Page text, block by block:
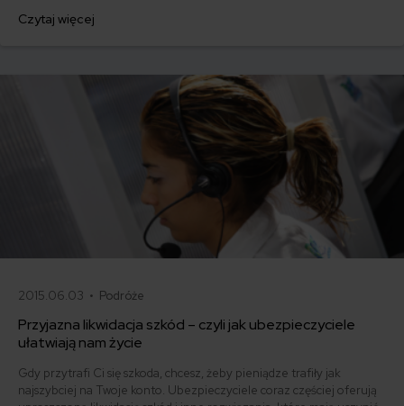
jakie to firmy i jakie warunki trzeba spełnić, aby szkoda mogła być
Czytaj więcej
2015.06.03 • Podróże
Przyjazna likwidacja szkód – czyli jak ubezpieczyciele
ułatwiają nam życie
Gdy przytrafi Ci się szkoda, chcesz, żeby pieniądze trafiły jak
najszybciej na Twoje konto. Ubezpieczyciele coraz częściej oferują